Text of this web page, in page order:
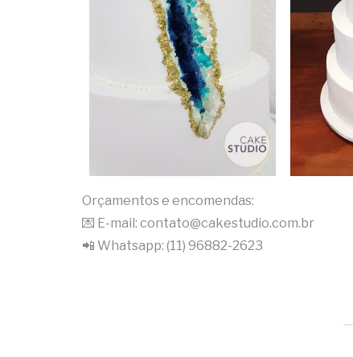
Orçamentos e encomendas:
💌 E-mail: contato@cakestudio.com.br
📲 Whatsapp: (11) 96882-2623